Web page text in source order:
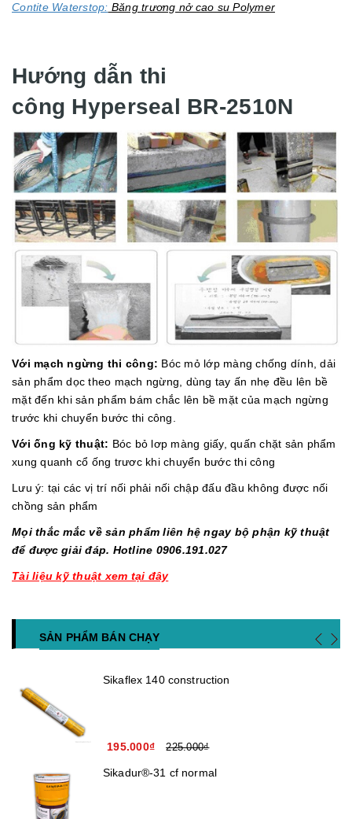
Contite Waterstop: Băng trương nở cao su Polymer
Hướng dẫn thi
công Hyperseal BR-2510N
Với mạch ngừng thi công: Bóc mỏ lớp màng chống dính, dải
sản phẩm dọc theo mạch ngừng, dùng tay ấn nhẹ đều lên bề
mặt đến khi sản phẩm bám chắc lên bề mặt của mạch ngừng
trước khi chuyển bước thi công.
Với ống kỹ thuật: Bóc bỏ lơp màng giấy, quấn chặt sản phẩm
xung quanh cổ ống trươc khi chuyển bước thi công
Lưu ý: tại các vị trí nối phải nối chập đấu đầu không được nối
chồng sản phẩm
Mọi thắc mắc về sản phẩm liên hệ ngay bộ phận kỹ thuật
để được giải đáp. Hotline 0906.191.027
Tài liệu kỹ thuật xem tại đây
SẢN PHẨM BÁN CHẠY
Sikaflex 140 construction
195.000₫ 225.000₫
Sikadur®-31 cf normal